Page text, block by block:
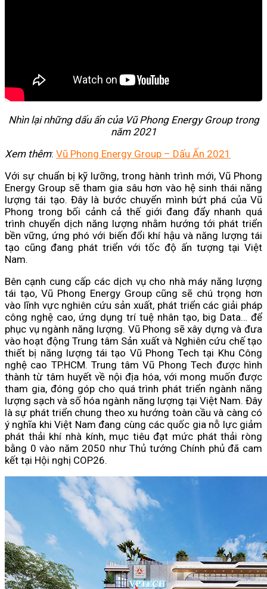
Nhìn lại những dấu ấn của Vũ Phong Energy Group trong
năm 2021
Xem thêm: Vũ Phong Energy Group – Dấu Ấn 2021
Với sự chuẩn bị kỹ lưỡng, trong hành trình mới, Vũ Phong
Energy Group sẽ tham gia sâu hơn vào hệ sinh thái năng
lượng tái tạo. Đây là bước chuyển mình bứt phá của Vũ
Phong trong bối cảnh cả thế giới đang đẩy nhanh quá
trình chuyển dịch năng lượng nhằm hướng tới phát triển
bền vững, ứng phó với biến đổi khí hậu và năng lượng tái
tạo cũng đang phát triển với tốc độ ấn tượng tại Việt
Nam.
Bên cạnh cung cấp các dịch vụ cho nhà máy năng lượng
tái tạo, Vũ Phong Energy Group cũng sẽ chú trọng hơn
vào lĩnh vực nghiên cứu sản xuất, phát triển các giải pháp
công nghệ cao, ứng dụng trí tuệ nhân tạo, big Data… để
phục vụ ngành năng lượng. Vũ Phong sẽ xây dựng và đưa
vào hoạt động Trung tâm Sản xuất và Nghiên cứu chế tạo
thiết bị năng lượng tái tạo Vũ Phong Tech tại Khu Công
nghệ cao TP.HCM. Trung tâm Vũ Phong Tech được hình
thành từ tâm huyết về nội địa hóa, với mong muốn được
tham gia, đóng góp cho quá trình phát triển ngành năng
lượng sạch và số hóa ngành năng lượng tại Việt Nam. Đây
là sự phát triển chung theo xu hướng toàn cầu và càng có
ý nghĩa khi Việt Nam đang cùng các quốc gia nỗ lực giảm
phát thải khí nhà kính, mục tiêu đạt mức phát thải ròng
bằng 0 vào năm 2050 như Thủ tướng Chính phủ đã cam
kết tại Hội nghị COP26.